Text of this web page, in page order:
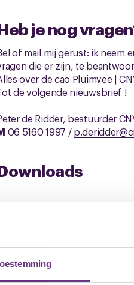
je nog
of mail mij gerust: ik neem
die er zijn, te
over de cao Pluimvee |
de volgende nieuwsbrief !
de Ridder, bestuurder
06 5160 1997 /